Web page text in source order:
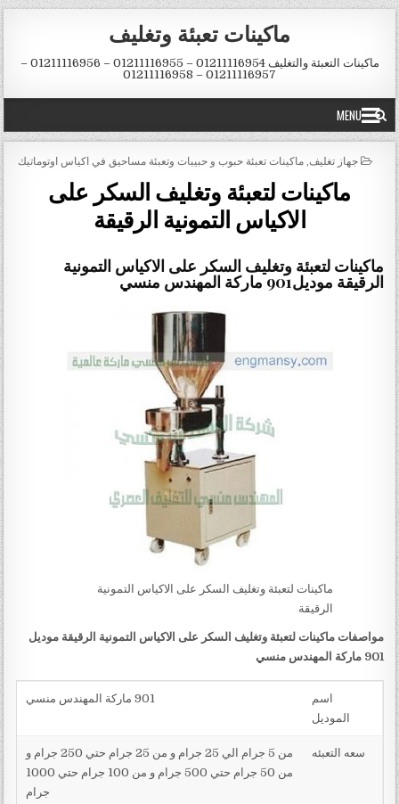
Skip to content
ماكينات تعبئة وتغليف
ماكينات التعبئة والتغليف 01211116954 – 01211116955 – 01211116956 –
01211116957 – 01211116958
MENU
POSTED IN
جهاز تغليف ماكينات تعبئة حبوب و حبيبات وتعبئة مساحيق في اكياس اوتوماتيك
ماكينات لتعبئة وتغليف السكر على
الاكياس التمونية الرقيقة
ماكينات لتعبئة وتغليف السكر على الاكياس التمونية
الرقيقة موديل901 ماركة المهندس منسي
ماكينات لتعبئة وتغليف السكر على الاكياس التمونية
الرقيقة
مواصفات ماكينات لتعبئة وتغليف السكر على الاكياس التمونية الرقيقة موديل
901 ماركة المهندس منسي
اسم
الموديل
901 ماركة المهندس منسي
سعه التعبئه
من 5 جرام الي 25 جرام و من 25 جرام حتي 250 جرام و
من 50 جرام حتي 500 جرام و من 100 جرام حتي 1000
جرام